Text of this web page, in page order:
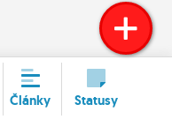
Články Statusy